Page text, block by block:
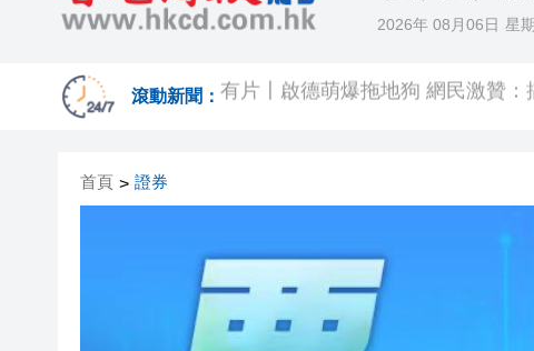
2026年 08月06日 星
滾動新聞： 尖沙咀酒吧命案再多4男被控謀殺提
在澳門的士拾獲相機及電池據為己
有片｜油麻地私家車突後退釀3車
首頁 > 證券